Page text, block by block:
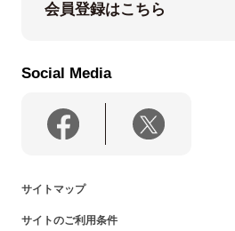
会員登録はこちら
Social Media
サイトマップ
サイトのご利用条件